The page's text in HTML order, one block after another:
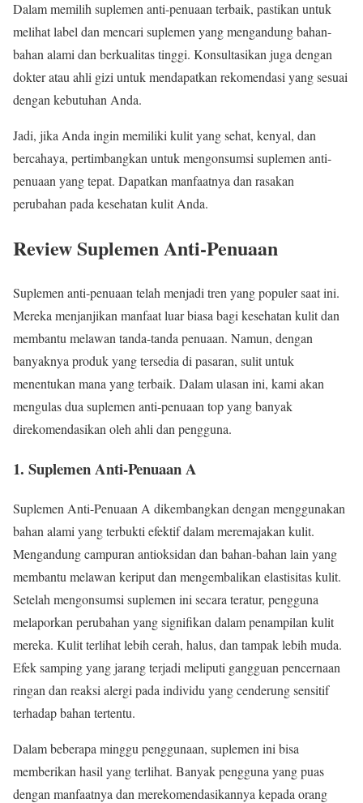
Dalam memilih suplemen anti-penuaan terbaik, pastikan untuk
melihat label dan mencari suplemen yang mengandung bahan-
bahan alami dan berkualitas tinggi. Konsultasikan juga dengan
dokter atau ahli gizi untuk mendapatkan rekomendasi yang sesuai
dengan kebutuhan Anda.
Jadi, jika Anda ingin memiliki kulit yang sehat, kenyal, dan
bercahaya, pertimbangkan untuk mengonsumsi suplemen anti-
penuaan yang tepat. Dapatkan manfaatnya dan rasakan
perubahan pada kesehatan kulit Anda.
Review Suplemen Anti-Penuaan
Suplemen anti-penuaan telah menjadi tren yang populer saat ini.
Mereka menjanjikan manfaat luar biasa bagi kesehatan kulit dan
membantu melawan tanda-tanda penuaan. Namun, dengan
banyaknya produk yang tersedia di pasaran, sulit untuk
menentukan mana yang terbaik. Dalam ulasan ini, kami akan
mengulas dua suplemen anti-penuaan top yang banyak
direkomendasikan oleh ahli dan pengguna.
1. Suplemen Anti-Penuaan A
Suplemen Anti-Penuaan A dikembangkan dengan menggunakan
bahan alami yang terbukti efektif dalam meremajakan kulit.
Mengandung campuran antioksidan dan bahan-bahan lain yang
membantu melawan keriput dan mengembalikan elastisitas kulit.
Setelah mengonsumsi suplemen ini secara teratur, pengguna
melaporkan perubahan yang signifikan dalam penampilan kulit
mereka. Kulit terlihat lebih cerah, halus, dan tampak lebih muda.
Efek samping yang jarang terjadi meliputi gangguan pencernaan
ringan dan reaksi alergi pada individu yang cenderung sensitif
terhadap bahan tertentu.
Dalam beberapa minggu penggunaan, suplemen ini bisa
memberikan hasil yang terlihat. Banyak pengguna yang puas
dengan manfaatnya dan merekomendasikannya kepada orang